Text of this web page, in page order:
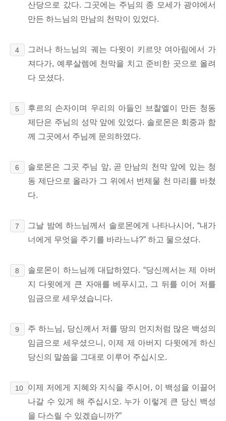
산당으로 갔다. 그곳에는 주님의 종 모세가 광야에서
만든 하느님의 만남의 천막이 있었다.
4
그러나 하느님의 궤는 다윗이 키르얏 여아림에서 가
져다가, 예루살렘에 천막을 치고 준비한 곳으로 올려
다 모셨다.
5
후르의 손자이며 우리의 아들인 브찰엘이 만든 청동
제단은 주님의 성막 앞에 있었다. 솔로몬은 회중과 함
께 그곳에서 주님께 문의하였다.
6
솔로몬은 그곳 주님 앞, 곧 만남의 천막 앞에 있는 청
동 제단으로 올라가 그 위에서 번제물 천 마리를 바쳤
다.
7
그날 밤에 하느님께서 솔로몬에게 나타나시어, “내가
너에게 무엇을 주기를 바라느냐?” 하고 물으셨다.
8
솔로몬이 하느님께 대답하였다. “당신께서는 제 아버
지 다윗에게 큰 자애를 베푸시고, 그 뒤를 이어 저를
임금으로 세우셨습니다.
9
주 하느님, 당신께서 저를 땅의 먼지처럼 많은 백성의
임금으로 세우셨으니, 이제 제 아버지 다윗에게 하신
당신의 말씀을 그대로 이루어 주십시오.
10
이제 저에게 지혜와 지식을 주시어, 이 백성을 이끌어
나갈 수 있게
해 주십시오. 누가 이렇게 큰 당신 백성
을 다스릴 수 있겠습니까?”